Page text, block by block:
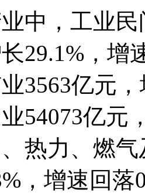
，工业民
29.1%，增
3563亿元
54073亿元
热力、燃
，增速回落